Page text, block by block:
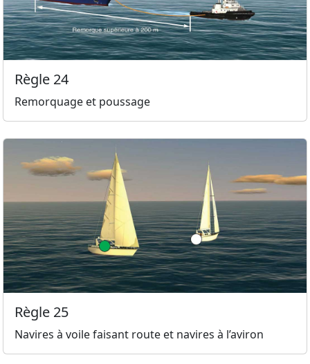
Règle 24
Remorquage et poussage
Règle 25
Navires à voile faisant route et navires à l’aviron